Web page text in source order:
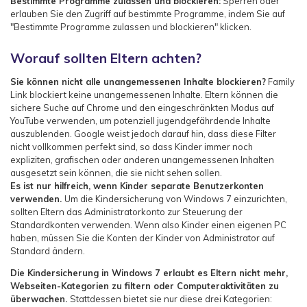
erlauben Sie den Zugriff auf bestimmte Programme, indem Sie auf
"Bestimmte Programme zulassen und blockieren" klicken.
Worauf sollten Eltern achten?
Sie können nicht alle unangemessenen Inhalte blockieren? Family
Link blockiert keine unangemessenen Inhalte. Eltern können die
sichere Suche auf Chrome und den eingeschränkten Modus auf
YouTube verwenden, um potenziell jugendgefährdende Inhalte
auszublenden. Google weist jedoch darauf hin, dass diese Filter
nicht vollkommen perfekt sind, so dass Kinder immer noch
expliziten, grafischen oder anderen unangemessenen Inhalten
ausgesetzt sein können, die sie nicht sehen sollen.
Es ist nur hilfreich, wenn Kinder separate Benutzerkonten
verwenden. Um die Kindersicherung von Windows 7 einzurichten,
sollten Eltern das Administratorkonto zur Steuerung der
Standardkonten verwenden. Wenn also Kinder einen eigenen PC
haben, müssen Sie die Konten der Kinder von Administrator auf
Standard ändern.
Die Kindersicherung in Windows 7 erlaubt es Eltern nicht mehr,
Webseiten-Kategorien zu filtern oder Computeraktivitäten zu
überwachen. Stattdessen bietet sie nur diese drei Kategorien: